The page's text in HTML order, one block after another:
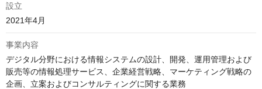
設立
2021年4月
事業内容
デジタル分野における情報システムの設計、開発、運用管理および
販売等の情報処理サービス、企業経営戦略、マーケティング戦略の
企画、立案およびコンサルティングに関する業務